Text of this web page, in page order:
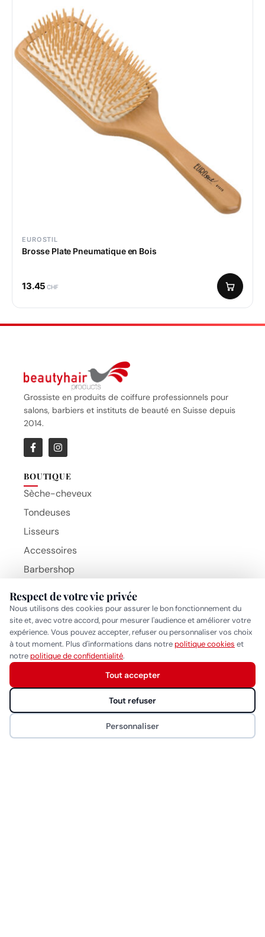
EUROSTIL
Brosse Plate Pneumatique en Bois
13.45 CHF
Grossiste en produits de coiffure professionnels pour
salons, barbiers et instituts de beauté en Suisse depuis
2014.
BOUTIQUE
Sèche-cheveux
Tondeuses
Lisseurs
Accessoires
Barbershop
MARQUES
BaByliss Pro
Gammapiu
Eurostil
Respect de votre vie privée
Nous utilisons des cookies pour assurer le bon fonctionnement du
site et, avec votre accord, pour mesurer l'audience et améliorer votre
expérience. Vous pouvez accepter, refuser ou personnaliser vos choix
à tout moment. Plus d'informations dans notrepolitique cookies et
notrepolitique de confidentialité.
Personnaliser
Tout refuser
Tout accepter
Beauty Hair Products
Réponse généralement sous quelques heures
Démarrer la conversation